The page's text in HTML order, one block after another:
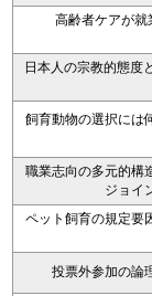
高齢者ケアが就
日本人の宗教的態度
飼育動物の選択には
職業志向の多元的構
ジョイ
ペット飼育の規定要
投票外参加の論